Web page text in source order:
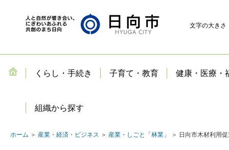
文字の大きさ
くらし・手続き 子育て・教育 健康・医療・
組織から探す
ホーム ＞ 産業・経済・ビジネス ＞ 産業・しごと「林業」 ＞ 日向市木材利用